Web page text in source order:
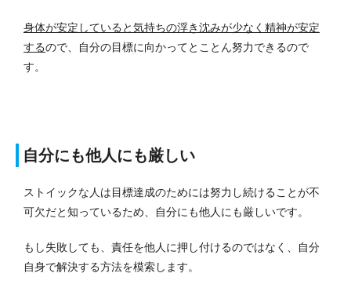
身体が安定していると気持ちの浮き沈みが少なく精神が安定
するので、自分の目標に向かってとことん努力できるので
す。
自分にも他人にも厳しい
ストイックな人は目標達成のためには努力し続けることが不
可欠だと知っているため、自分にも他人にも厳しいです。
もし失敗しても、責任を他人に押し付けるのではなく、自分
自身で解決する方法を模索します。